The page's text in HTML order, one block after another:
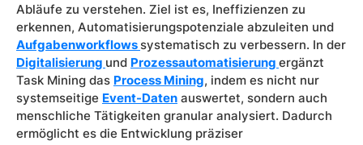
Abläufe zu verstehen. Ziel ist es, Ineffizienzen zu
erkennen, Automatisierungspotenziale abzuleiten und
Aufgabenworkflows systematisch zu verbessern. In der
Digitalisierung und Prozessautomatisierung ergänzt
Task Mining das Process Mining, indem es nicht nur
systemseitige Event-Daten auswertet, sondern auch
menschliche Tätigkeiten granular analysiert. Dadurch
ermöglicht es die Entwicklung präziser